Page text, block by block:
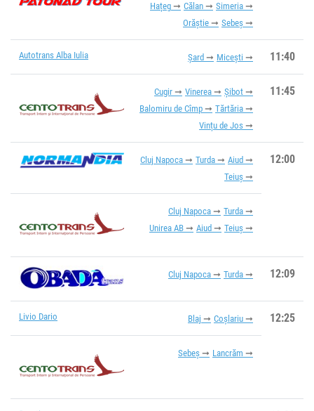
Hațeg
Călan
Simeria
Orăștie
Sebeș
Autotrans Alba Iulia Șard Micești 11:40
Cugir Vinerea
Șibot
Balomiru de Cîmp
Tărtăria
Vințu de Jos
11:45
Cluj Napoca Turda
Aiud
Teiuș
12:00
Cluj Napoca
Turda
Unirea AB
Aiud Teiuș
Cluj Napoca Turda 12:09
Livio Dario Blaj Coșlariu 12:25
Sebeș Lancrăm